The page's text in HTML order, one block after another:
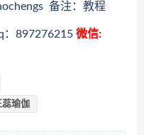
备注：教程
：897276215 微信:
蕊瑜伽